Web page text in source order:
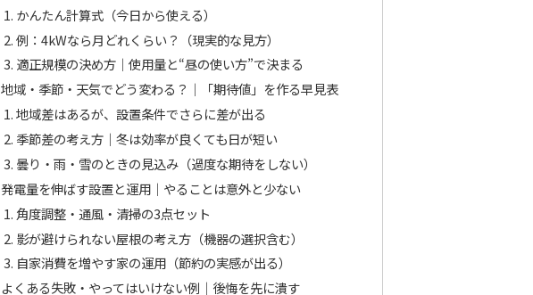
かんたん計算式（今日から使える）
例：4kWなら月どれくらい？（現実的な見方）
適正規模の決め方｜使用量と“昼の使い方”で決まる
地域・季節・天気でどう変わる？｜「期待値」を作る早見表
地域差はあるが、設置条件でさらに差が出る
季節差の考え方｜冬は効率が良くても日が短い
曇り・雨・雪のときの見込み（過度な期待をしない）
発電量を伸ばす設置と運用｜やることは意外と少ない
角度調整・通風・清掃の3点セット
影が避けられない屋根の考え方（機器の選択含む）
自家消費を増やす家の運用（節約の実感が出る）
よくある失敗・やってはいけない例｜後悔を先に潰す